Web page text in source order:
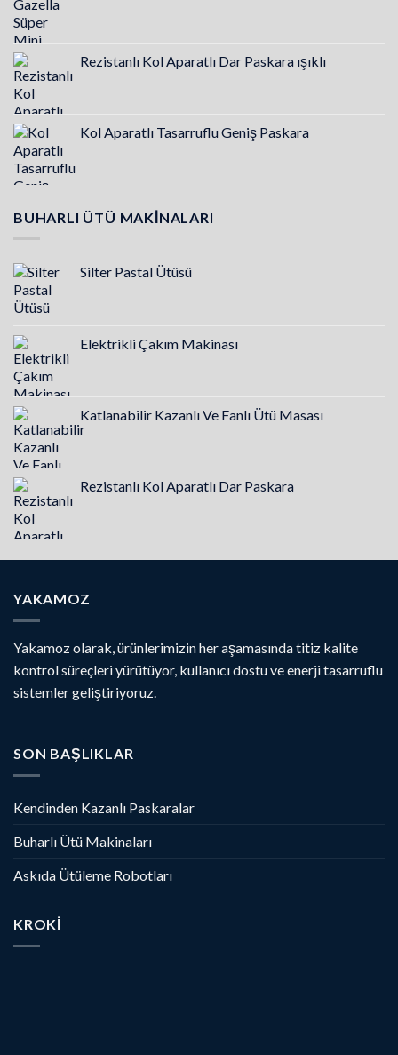
Rezistanlı Kol Aparatlı Dar Paskara ışıklı
Kol Aparatlı Tasarruflu Geniş Paskara
BUHARLI ÜTÜ MAKINALARI
Silter Pastal Ütüsü
Elektrikli Çakım Makinası
Katlanabilir Kazanlı Ve Fanlı Ütü Masası
Rezistanlı Kol Aparatlı Dar Paskara
YAKAMOZ
Yakamoz olarak, ürünlerimizin her aşamasında titiz kalite
kontrol süreçleri yürütüyor, kullanıcı dostu ve enerji tasarruflu
sistemler geliştiriyoruz.
SON BAŞLIKLAR
Kendinden Kazanlı Paskaralar
Buharlı Ütü Makinaları
Askıda Ütüleme Robotları
KROKI